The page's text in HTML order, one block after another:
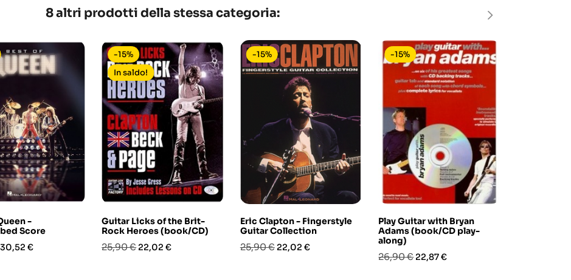
8 altri prodotti della stessa categoria:
-
Score
Prezzo
30,52 €
Guitar Licks of the Brit-
Rock Heroes (book/CD)
Prezzo
25,90 € Prezzo
22,02 €
-15%
In saldo!
Eric Clapton - Fingerstyle
Guitar Collection
Prezzo
25,90 € Prezzo
22,02 €
-15%
Play Guitar with Bryan
Adams (book/CD play-
along)
Prezzo
26,90 €Prezzo
22,87 €
-15%